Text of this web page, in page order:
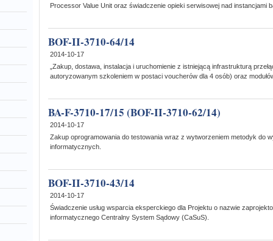
Processor Value Unit oraz świadczenie opieki serwisowej nad instancjami
BOF-II-3710-64/14
2014-10-17
„Zakup, dostawa, instalacja i uruchomienie z istniejącą infrastrukturą
autoryzowanym szkoleniem w postaci voucherów dla 4 osób) oraz
BA-F-3710-17/15 (BOF-II-3710-62/14)
2014-10-17
Zakup oprogramowania do testowania wraz z wytworzeniem metodyk do
informatycznych.
BOF-II-3710-43/14
2014-10-17
Świadczenie usług wsparcia eksperckiego dla Projektu o nazwie
informatycznego Centralny System Sądowy (CaSuS).